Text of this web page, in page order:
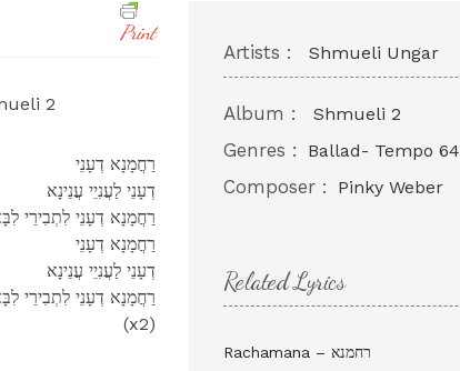
Print
2
רַחֲמָנָא דְעָנֵי
דְעָנֵי לַעֲנִיֵי עֲנֵינָא
,רַחֲמָנָא דְעָנֵי לִתְבִירֵי
רַחֲמָנָא דְעָנֵי
דְעָנֵי לַעֲנִיֵי עֲנֵינָא
רַחֲמָנָא דְעָנֵי לִתְבִירֵי
(x2)
Artists : Shmueli Ungar
Album : Shmueli 2
Genres : Ballad- Tempo 64
Composer : Pinky Weber
Related Lyrics
Rachamana – רחמנא